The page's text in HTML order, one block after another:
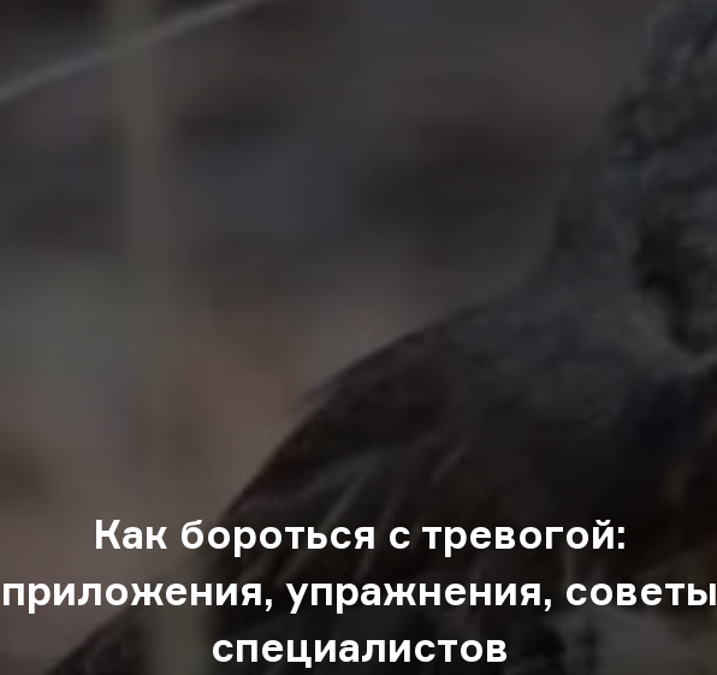
Как бороться с тревогой:
приложения, упражнения, советы
специалистов